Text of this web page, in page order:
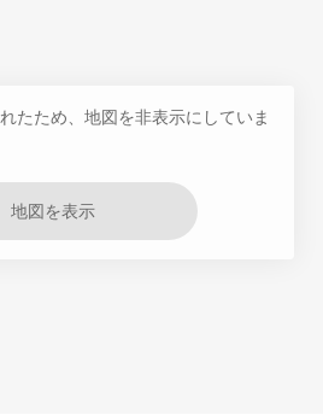
たため、地図を非表示にしていま
地図を表示